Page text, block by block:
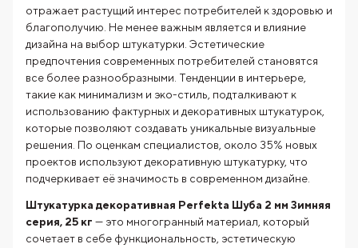
отражает растущий интерес потребителей к здоровью и
благополучию. Не менее важным является и влияние
дизайна на выбор штукатурки. Эстетические
предпочтения современных потребителей становятся
все более разнообразными. Тенденции в интерьере,
такие как минимализм и эко-стиль, подталкивают к
использованию фактурных и декоративных штукатурок,
которые позволяют создавать уникальные визуальные
решения. По оценкам специалистов, около 35% новых
проектов используют декоративную штукатурку, что
подчеркивает её значимость в современном дизайне.
Штукатурка декоративная Perfekta Шуба 2 мм Зимняя
серия, 25 кг — это многогранный материал, который
сочетает в себе функциональность, эстетическую